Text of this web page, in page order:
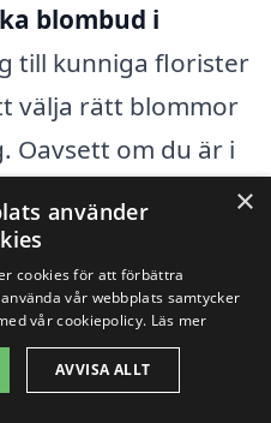
blombud i
till kunniga florister
välja rätt blommor
Oavsett om du är i
så finns det
mellan. Tveka inte
för att navigera
jämföra
×
använder
cookies för att förbättra
vår webbplats samtycker
vår cookiepolicy. Läs mer
AVVISA ALLT